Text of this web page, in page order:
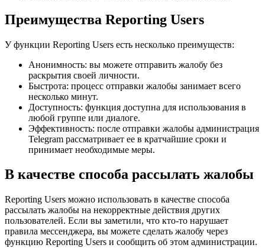
Преимущества Reporting Users
У функции Reporting Users есть несколько преимуществ:
Анонимность: вы можете отправить жалобу без
раскрытия своей личности.
Быстрота: процесс отправки жалобы занимает всего
несколько минут.
Доступность: функция доступна для использования в
любой группе или диалоге.
Эффективность: после отправки жалобы администрация
Telegram рассматривает ее в кратчайшие сроки и
принимает необходимые меры.
В качестве способа рассылать жалобы
Reporting Users можно использовать в качестве способа
рассылать жалобы на некорректные действия других
пользователей. Если вы заметили, что кто-то нарушает
правила мессенджера, вы можете сделать жалобу через
функцию Reporting Users и сообщить об этом администрации.